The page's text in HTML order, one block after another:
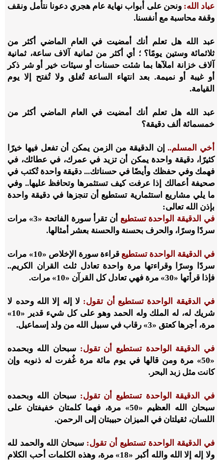
عباد الله: ونحن على أبواب نهاية عام هجري دعونا نتأمل ونقف
وقفة محاسبة مع أنفسنا.
عبد الله هل تعلم أنك أمضيت في العام الماضي أكثر من
ثلاثمائة وستين يومًا؟ ؛ أي أكثر من ثمانية آلاف ساعة، ثمانية
آلاف خزانة املآها بما شئت حسنات أو سيئات خير أو شر ذكر
أو غيبة أو نميمة. بعد انتهاء الساعة تُغلق ولا تُفتح إلا يوم
القيامة.
عبد الله هل تعلم أنك أمضيت في العام الماضي أكثر من
خمسمائة ألف دقيقة؟
أخي المسلم..إن الدقيقة من الزمن يمكن أن تفعل فيها خيرًا
كثيرًا، دقيقة واحدة يمكن أن تزيد في عمرك، في عطائك، في
فهمك وفي حفظك وأيضًا في حسناتك... دقيقة واحدة تُكتب في
صحيفة أعمالك إذا عرفت كيف تستثمرها وتحافظ عليها.. وفي
ما يلي مشاريع استثمارية تستطيع أن تنجزها في دقيقة واحدة
بإذن الله تعالى:
في الدقيقة الواحدة تستطيع
أن تقرأ سورة الفاتحة «3» مرات
سردًا وسرًا، والحرف بحسنة والحسنة بعشر أمثالها.
في الدقيقة الواحدة تستطيع
قراءة سورة الإخلاص «10» مرات
سردًا وسرًا وقراءتها مرة واحدة تعادل ثلث القران الكريم..
فإذا قرأتها «30» مرة فهي تعادل كل القرآن «10» مرات.
في الدقيقة الواحدة تستطيع أن تقول: لا إله إلا الله وحده لا
شريك له، له الملك وله الحمد وهو على كل شيء قدير «10»
مرة، أجرها كعتق «3» رقاب في سبيل الله من ولد إسماعيل.
في الدقيقة الواحدة تستطيع أن تقول: سبحان الله وبحمده
«50» مرة ومن قالها في يوم مائة مرة غُفرت له ذنوبه وإن
كانت مثل زبد البحر.
في الدقيقة الواحدة تستطيع أن تقول: سبحان الله وبحمده
سبحان الله العظيم «50» مرة، فهما كلمتان خفيفتان على
اللسان، ثقيلتان في الميزان حبيبتان إلى الرحمن.
في الدقيقة الواحدة تستطيع أن تقول: سبحان الله والحمد لله
ولا إله إلا الله والله أكبر «18» مرة، وهذه الكلمات أحب الكلام